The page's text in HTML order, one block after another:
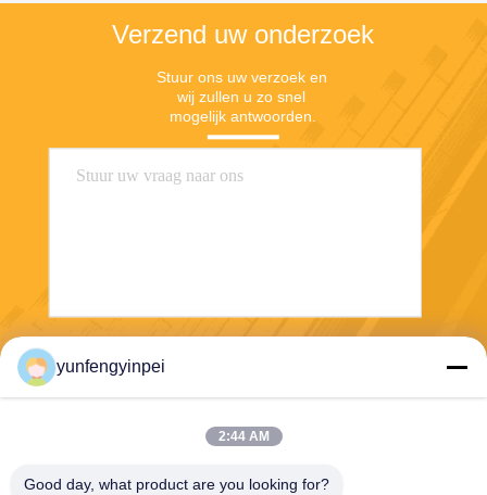
Verzend uw onderzoek
Stuur ons uw verzoek en
wij zullen u zo snel
mogelijk antwoorden.
yunfengyinpei
2:44 AM
Good day, what product are you looking for?